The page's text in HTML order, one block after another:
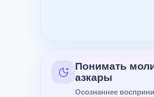
Понимать
азкары
Осознаннее